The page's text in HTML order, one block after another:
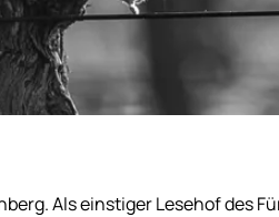
Als einstiger Lesehof des